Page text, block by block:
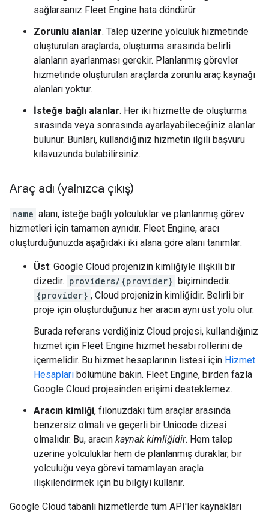
sağlarsanız Fleet Engine hata döndürür.
Zorunlu alanlar. Talep üzerine yolculuk hizmetinde
oluşturulan araçlarda, oluşturma sırasında belirli
alanların ayarlanması gerekir. Planlanmış görevler
hizmetinde oluşturulan araçlarda zorunlu araç kaynağı
alanları yoktur.
İsteğe bağlı alanlar. Her iki hizmette de oluşturma
sırasında veya sonrasında ayarlayabileceğiniz alanlar
bulunur. Bunları, kullandığınız hizmetin ilgili başvuru
kılavuzunda bulabilirsiniz.
Araç adı (yalnızca çıkış)
name alanı, isteğe bağlı yolculuklar ve planlanmış görev
hizmetleri için tamamen aynıdır. Fleet Engine, aracı
oluşturduğunuzda aşağıdaki iki alana göre alanı tanımlar:
Üst: Google Cloud projenizin kimliğiyle ilişkili bir
dizedir. providers/{provider} biçimindedir.
{provider} , Cloud projenizin kimliğidir. Belirli bir
proje için oluşturduğunuz her aracın aynı üst yolu olur.
Burada referans verdiğiniz Cloud projesi, kullandığınız
hizmet için Fleet Engine hizmet hesabı rollerini de
içermelidir. Bu hizmet hesaplarının listesi için Hizmet
Hesapları bölümüne bakın. Fleet Engine, birden fazla
Google Cloud projesinden erişimi desteklemez.
Aracın kimliği, filonuzdaki tüm araçlar arasında
benzersiz olmalı ve geçerli bir Unicode dizesi
olmalıdır. Bu, aracın kaynak kimliğidir. Hem talep
üzerine yolculuklar hem de planlanmış duraklar, bir
yolculuğu veya görevi tamamlayan araçla
ilişkilendirmek için bu bilgiyi kullanır.
Google Cloud tabanlı hizmetlerde tüm API'ler kaynakları